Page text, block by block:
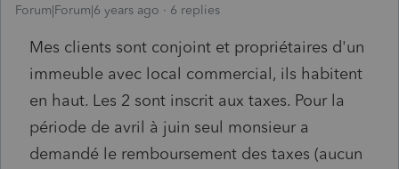
Forum|Forum|6 years ago 6 replies
Mes clients sont conjoint et propriétaires d'un
immeuble avec local commercial, ils habitent
en haut. Les 2 sont inscrit aux taxes. Pour la
période de avril à juin seul monsieur a
demandé le remboursement des taxes (aucun